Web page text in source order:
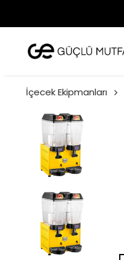
İçecek Ekipmanları